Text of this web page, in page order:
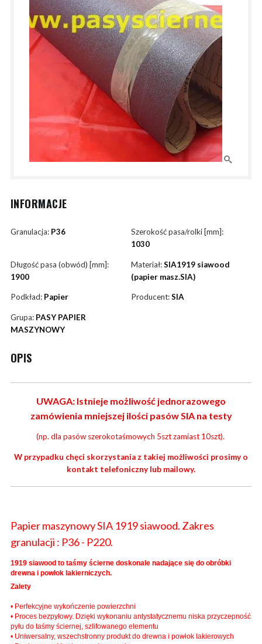
INFORMACJE
Granulacja: P36
Szerokość pasa/rolki [mm]:
1030
Długość pasa (obwód) [mm]:
1900
Materiał:SIA1919 siawood
(papier masz.SIA)
Podkład: Papier Producent:SIA
Grupa: PASY PAPIER
MASZYNOWY
OPIS
UWAGA: Istnieje możliwość jednorazowego
zamówienia mniejszej ilości pasów SIA na testy
(np. dla pasów szerokotaśmowych 5szt zamiast 10szt).
W przypadku chęci skorzystania z takiej możliwości prosimy o
kontakt telefoniczny lub mailowy.
Papier maszynowy SIA 1919 siawood. Zakres
granulacji : P36 - P220.
1919 siawood to taśmy ścierne doskonale nadające się do obróbki
drewna i powłok lakierniczych.
Zalety
• Perfekcyjne wykończenie powierzchni
• Proces bezpyłowy. Dzięki wykonaniu antystatycznemu niska przyczepność
pyłu do taśmy ściernej, szlifowanego elementu
• Uniwersalny, wszechstronny produkt do drewna i powłok lakierowych